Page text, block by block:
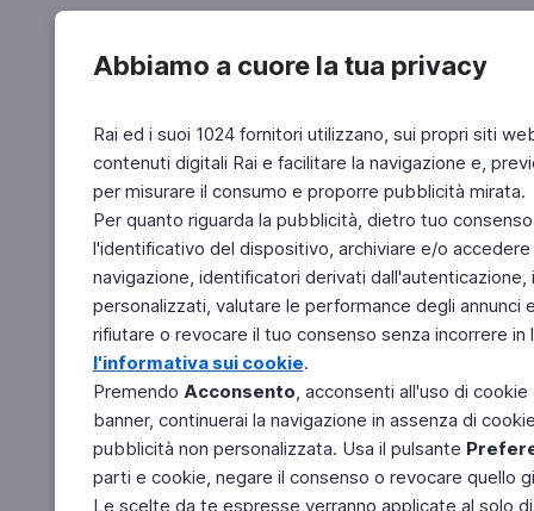
Abbiamo a cuore la tua privacy
Rai ed i suoi 1024 fornitori utilizzano, sui propri siti
contenuti digitali Rai e facilitare la navigazione e,
per misurare il consumo e proporre pubblicità mirata.
Per quanto riguarda la pubblicità, dietro tuo
l'identificativo del dispositivo, archiviare e/o
navigazione, identificatori derivati
personalizzati, valutare le performance degli
rifiutare o revocare il tuo consenso senza incorrere
l'informativa sui cookie.
Premendo Acconsento, acconsenti all'uso di
banner, continuerai la navigazione in assenza di
pubblicità non personalizzata. Usa il pulsante
parti e cookie, negare il consenso o revocare quello
Le scelte da te espresse verranno applicate al solo